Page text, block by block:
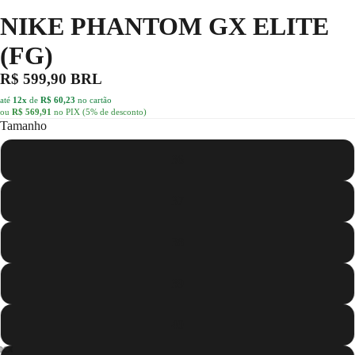
NIKE PHANTOM GX ELITE
(FG)
R$ 599,90 BRL
até 12x de R$ 60,23 no cartão
ou R$ 569,91 no PIX (5% de desconto)
Tamanho